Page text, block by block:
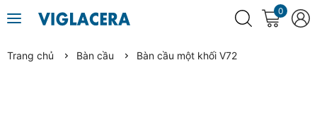
0
Trang chủ Bàn cầu Bàn cầu một khối V72